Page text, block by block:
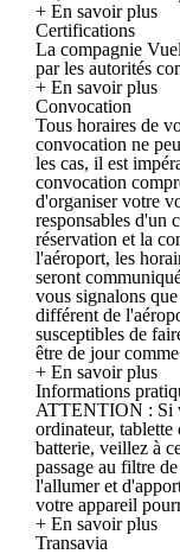
+ En savoir plus
Certifications
La compagnie
par les autorités
+ En savoir plus
Convocation
Tous horaires de
convocation ne
les cas, il est
convocation
d'organiser votre
responsables d'un
réservation et la
l'aéroport, les
seront
vous signalons
différent de
susceptibles de
être de jour
+ En savoir plus
Informations
ATTENTION : Si
ordinateur,
batterie, veillez à
passage au filtre
l'allumer et
votre appareil
+ En savoir plus
Transavia